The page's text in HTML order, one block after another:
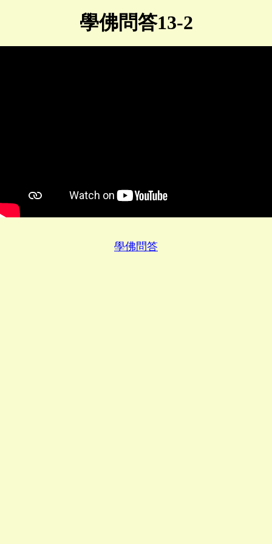
學佛問答13-2
學佛問答